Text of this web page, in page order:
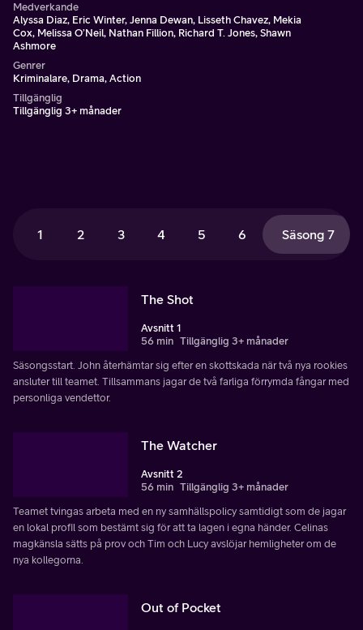
Medverkande
Alyssa Diaz, Eric Winter, Jenna Dewan, Lisseth Chavez, Mekia
Cox, Melissa O’Neil, Nathan Fillion, Richard T. Jones, Shawn
Ashmore
Genrer
Kriminalare, Drama, Action
Tillgänglig
Tillgänglig 3+ månader
1 2 3 4 5 6 Säsong 7
The Shot
Avsnitt 1
56 min Tillgänglig 3+ månader
Säsongsstart. John återhämtar sig efter en skottskada när två nya rookies
ansluter till teamet. Tillsammans jagar de två farliga förrymda fångar med
personliga vendettor.
The Watcher
Avsnitt 2
56 min Tillgänglig 3+ månader
Teamet tvingas arbeta med en ny samhällspolicy samtidigt som de jagar
en lokal profil som bestämt sig för att ta lagen i egna händer. Celinas
magkänsla sätts på prov och Tim och Lucy avslöjar hemligheter om de
nya kollegorna.
Out of Pocket